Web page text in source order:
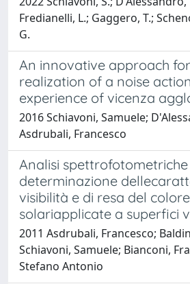
Fredianelli, L.; Gaggero, T.;
G.
An innovative approach
realization of a noise
experience of vicenza
2016 Schiavoni, Samuele;
Asdrubali, Francesco
Analisi
determinazione
visibilità e di resa del
solariapplicate a superfici
2011 Asdrubali, Francesco;
Schiavoni, Samuele; Bianconi,
Stefano Antonio